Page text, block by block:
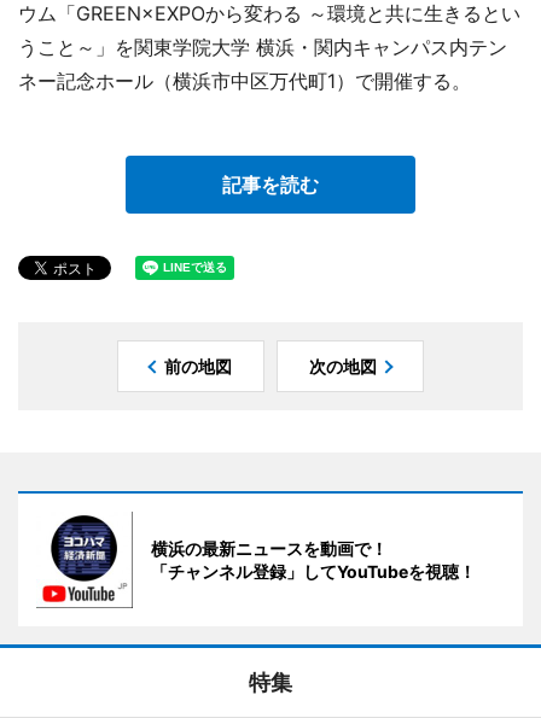
ウム「GREEN×EXPOから変わる ～環境と共に生きるとい
うこと～」を関東学院大学 横浜・関内キャンパス内テン
ネー記念ホール（横浜市中区万代町1）で開催する。
記事を読む
前の地図 次の地図
横浜の最新ニュースを動画で！
「チャンネル登録」してYouTubeを視聴！
特集